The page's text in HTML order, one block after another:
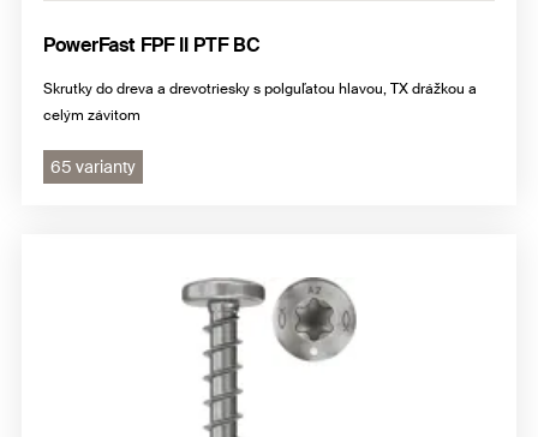
PowerFast FPF II PTF BC
Skrutky do dreva a drevotriesky s polguľatou hlavou, TX drážkou a
celým závitom
65 varianty